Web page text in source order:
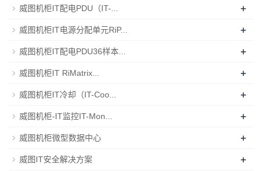
威图机柜IT配电PDU（IT-... +
威图机柜IT电源分配单元RiP... +
威图机柜IT配电PDU36样本... +
威图机柜IT RiMatrix... +
威图机柜IT冷却（IT-Coo... +
威图机柜-IT监控IT-Mon... +
威图机柜微型数据中心 +
威图IT安全解决方案 +